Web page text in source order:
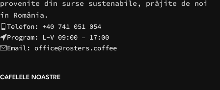
provenite din surse sustenabile, prăjite de noi
în România.
Telefon: +40 741 051 054
Program: L-V 09:00 – 17:00
Email: office@rosters.coffee
CAFELELE NOASTRE